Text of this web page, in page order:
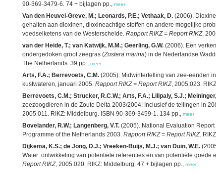
90-369-3479-6. 74 + bijlagen pp., meer
Van den Heuvel-Greve, M.; Leonards, P.E.; Vethaak, D. (2006).
gehalten aan dioxinen, dioxineachtige stoffen en andere mogelijke
voedselketens van de Westerschelde. Rapport RIKZ = Report RIKZ,
van der Heide, T.; van Katwijk, M.M.; Geerling, G.W. (2006). Een
ondergedoken groot zeegras (Zostera marina) in de Nederlandse
The Netherlands. 39 pp., meer
Arts, F.A.; Berrevoets, C.M. (2005). Midwintertelling van zee-eenden in
kustwateren, januari 2005. Rapport RIKZ = Report RIKZ, 2005.023. RIKZ:
Berrevoets, C.M.; Strucker, R.C.W.; Arts, F.A.; Lilipaly, S.J.; Meininger,
zeezoogdieren in de Zoute Delta 2003/2004: Inclusief de tellingen in
2005.011. RIKZ: Middelburg. ISBN 90-369-3459-1. 134 pp., meer
Bovelander, R.W.; Langenberg, V.T. (2005). National Evaluation Report
Programme of the Netherlands 2003. Rapport RIKZ = Report RIKZ. RIKZ:
Dijkema, K.S.; de Jong, D.J.; Vreeken-Buijs, M.J.; van Duin, W.E.
Water: ontwikkeling van potentiële referenties en van potentiële goede
Report RIKZ, 2005.020. RIKZ: Middelburg. 47 + bijlagen pp., meer